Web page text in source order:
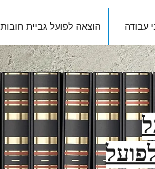
עבודה הוצאה לפועל גביית חובות